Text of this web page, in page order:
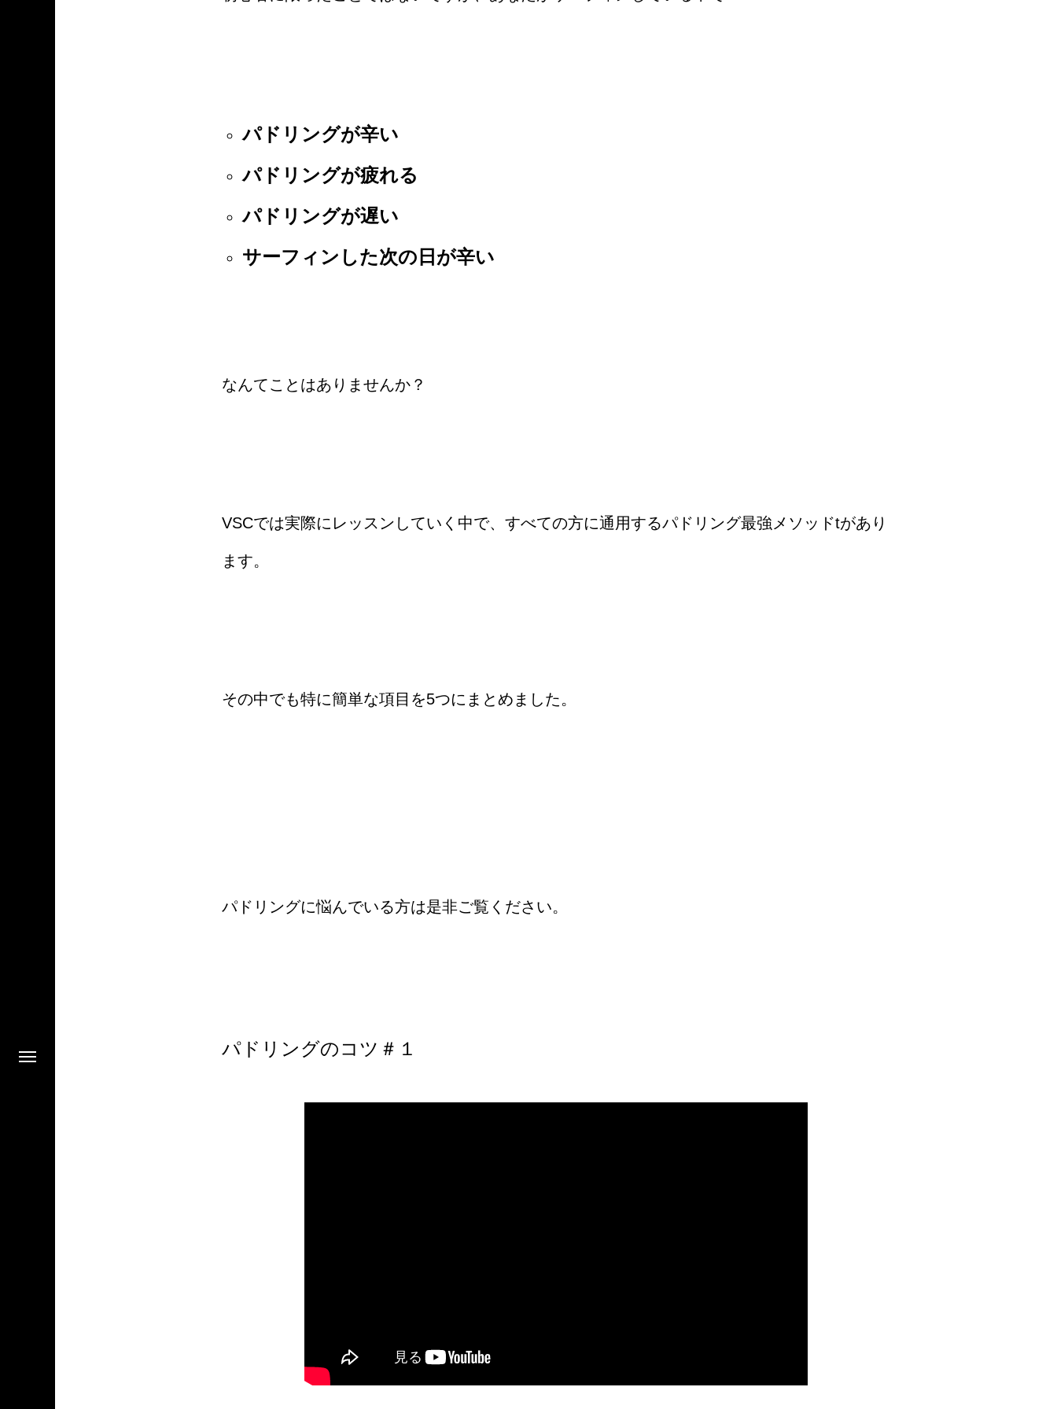
パドリングが辛い
パドリングが疲れる
パドリングが遅い
サーフィンした次の日が辛い
なんてことはありませんか？
VSCでは実際にレッスンしていく中で、すべての方に通用するパドリング最強メソッドtがあり
ます。
その中でも特に簡単な項目を5つにまとめました。
パドリングに悩んでいる方は是非ご覧ください。
パドリングのコツ＃１